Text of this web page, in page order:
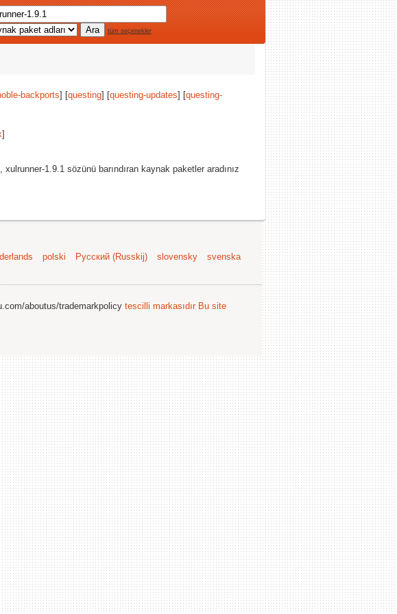
tüm seçenekler
backports] [questing] [questing-updates] [questing-
]
xulrunner-1.9.1 sözünü barındıran kaynak paketler aradınız
polski Русский (Russkij) slovensky
svenska
aboutus/trademarkpolicy tescilli markasıdır Bu site